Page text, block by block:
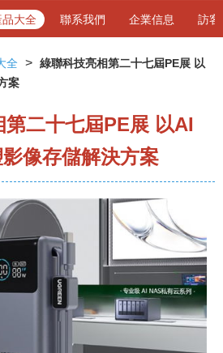
品大全 聯系我們 企業信息 訪客
全 > 綠聯科技亮相第二十七屆PE展 以
案
二十七屆PE展 以AI
像存儲解決方案